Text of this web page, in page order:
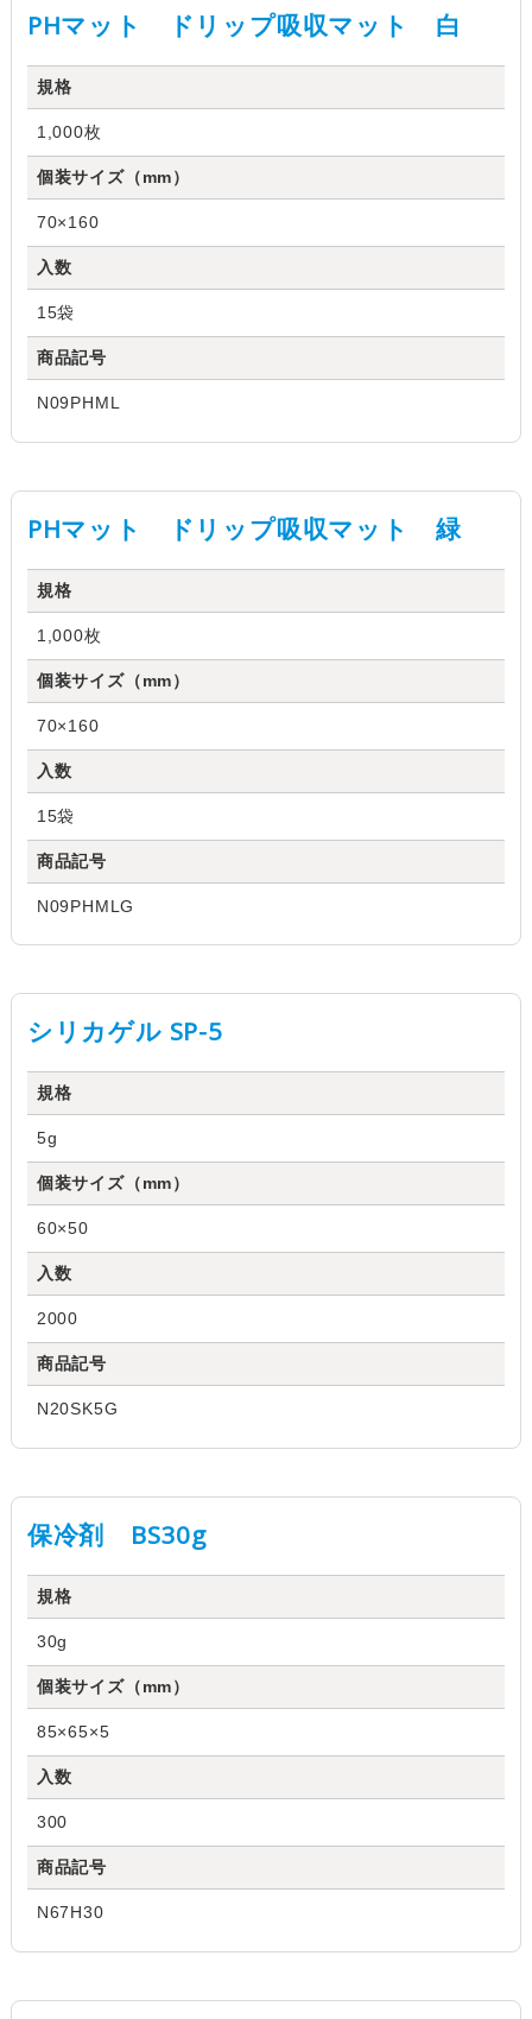
PHマット ドリップ吸収マット 白
規格
1,000枚
個装サイズ（mm）
70×160
入数
15袋
商品記号
N09PHML
PHマット ドリップ吸収マット 緑
規格
1,000枚
個装サイズ（mm）
70×160
入数
15袋
商品記号
N09PHMLG
シリカゲル SP-5
規格
5g
個装サイズ（mm）
60×50
入数
2000
商品記号
N20SK5G
保冷剤 BS30g
規格
30g
個装サイズ（mm）
85×65×5
入数
300
商品記号
N67H30